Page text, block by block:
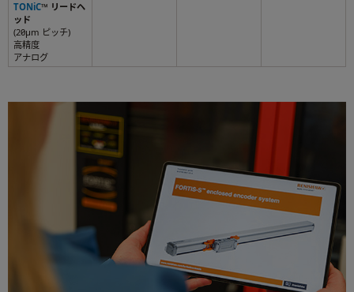
TONiC™ リードヘ
ッド
(20µm ピッチ)
高精度
アナログ